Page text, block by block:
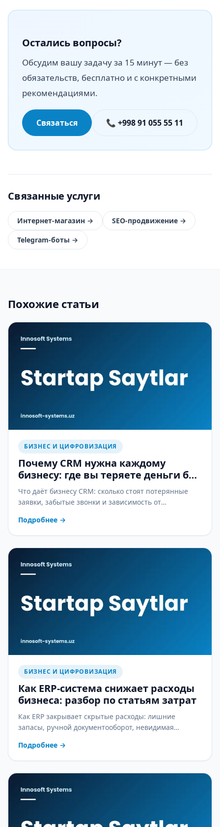
Остались вопросы?
Обсудим вашу задачу за 15 минут — без
обязательств, бесплатно и с конкретными
рекомендациями.
Связаться 📞 +998 91 055 55 11
Связанные услуги
Интернет-магазин → SEO-продвижение →
Telegram-боты →
Похожие статьи
БИЗНЕС И ЦИФРОВИЗАЦИЯ
Почему CRM нужна каждому
бизнесу: где вы теряете деньги без
неё
Что даёт бизнесу CRM: сколько стоят потерянные
заявки, забытые звонки и зависимость от
Подробнее →
БИЗНЕС И ЦИФРОВИЗАЦИЯ
Как ERP-система снижает расходы
бизнеса: разбор по статьям затрат
Как ERP закрывает скрытые расходы: лишние
запасы, ручной документооборот, невидимая
разбор.
Подробнее →